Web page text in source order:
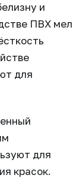
и
ПВХ мел
для
для
красок.